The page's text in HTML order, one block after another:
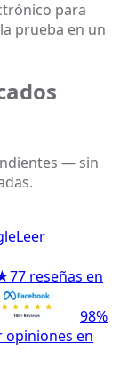
para
prueba en un
— sin
Leer
77 reseñas en
98%
opiniones en